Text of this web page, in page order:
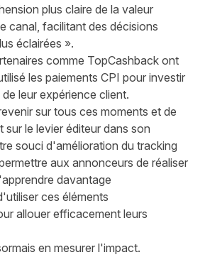
plus claire de la valeur
canal, facilitant des décisions
éclairées ».
comme TopCashback ont
les paiements CPI pour investir
leur expérience client.
sur tous ces moments et de
sur le levier éditeur dans son
souci d'amélioration du tracking
aux annonceurs de réaliser
davantage
ces éléments
allouer efficacement leurs
en mesurer l'impact.